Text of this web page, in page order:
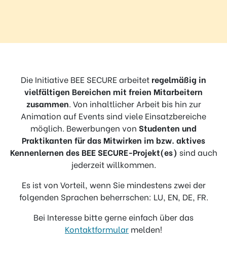
Die Initiative BEE SECURE arbeitet regelmäßig in
vielfältigen Bereichen mit freien Mitarbeitern
zusammen. Von inhaltlicher Arbeit bis hin zur
Animation auf Events sind viele Einsatzbereiche
möglich. Bewerbungen von Studenten und
Praktikanten für das Mitwirken im bzw. aktives
Kennenlernen des BEE SECURE-Projekt(es) sind auch
jederzeit willkommen.
Es ist von Vorteil, wenn Sie mindestens zwei der
folgenden Sprachen beherrschen: LU, EN, DE, FR.
Bei Interesse bitte gerne einfach über das
Kontaktformular melden!